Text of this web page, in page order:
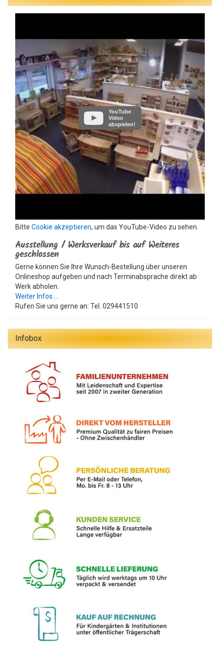
YouTube
Video
abspielen!
Bitte Cookie akzeptieren, um das YouTube-Video zu sehen.
Ausstellung / Werksverkauf bis auf Weiteres
geschlossen
Gerne können Sie Ihre Wunsch-Bestellung über unseren
Onlineshop aufgeben und nach Terminabsprache direkt ab
Werk abholen.
Weiter Infos....
Rufen Sie uns gerne an: Tel. 029441510
Infobox